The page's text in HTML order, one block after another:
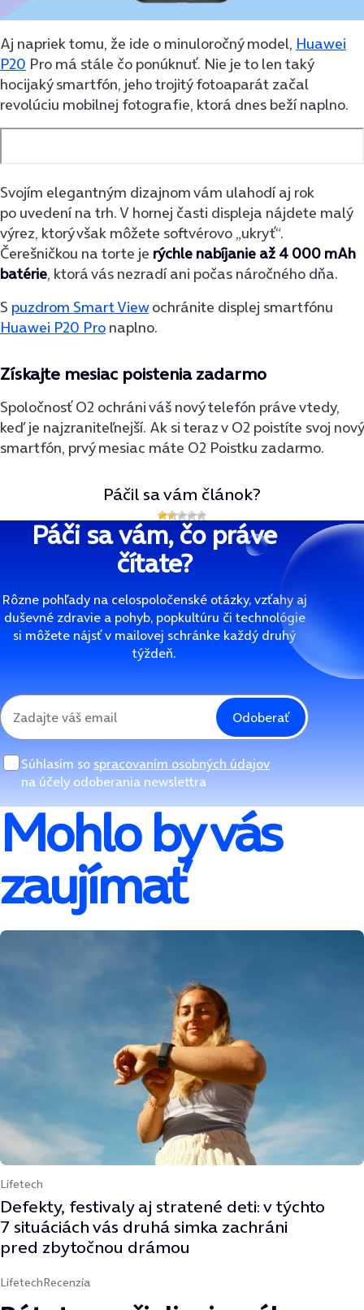
Aj napriek tomu, že ide o minuloročný model, Huawei
P20 Pro má stále čo ponúknuť. Nie je to len taký
hocijaký smartfón, jeho trojitý fotoaparát začal
revolúciu mobilnej fotografie, ktorá dnes beží naplno.
Svojím elegantným dizajnom vám ulahodí aj rok
po uvedení na trh. V hornej časti displeja nájdete malý
výrez, ktorý však môžete softvérovo „ukryť“.
Čerešničkou na torte je rýchle nabíjanie až 4 000 mAh
batérie, ktorá vás nezradí ani počas náročného dňa.
S puzdrom Smart Viewochránite displej smartfónu
Huawei P20 Pro naplno.
Získajte mesiac poistenia zadarmo
Spoločnosť O2 ochráni váš nový telefón práve vtedy,
keď je najzraniteľnejší. Ak si teraz v O2 poistíte svoj nový
smartfón, prvý mesiac máte O2 Poistku zadarmo.
Páčil sa vám článok?
Páči sa vám, čo práve
čítate?
Rôzne pohľady na celospoločenské otázky, vzťahy aj
duševné zdravie a pohyb, popkultúru či technológie
si môžete nájsť v mailovej schránke každý druhý
týždeň.
Odoberať
Súhlasím so spracovaním osobných údajov
na účely odoberania newslettra
Mohlo by vás
zaujímať
Lifetech
Defekty, festivaly aj stratené deti: v týchto
7 situáciách vás druhá simka zachráni
pred zbytočnou drámou
LifetechRecenzia